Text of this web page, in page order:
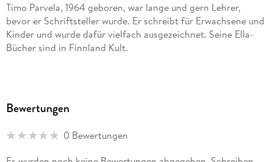
Timo Parvela, 1964 geboren, war lange und gern Lehrer,
bevor er Schriftsteller wurde. Er schreibt für Erwachsene und
Kinder und wurde dafür vielfach ausgezeichnet. Seine Ella-
Bücher sind in Finnland Kult.
Bewertungen
0 Bewertungen